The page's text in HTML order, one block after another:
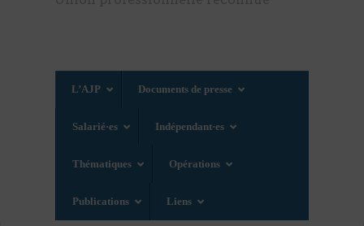
L’AJP Documents de presse
Salarié·es Indépendant·es
Thématiques Opérations
Publications Liens